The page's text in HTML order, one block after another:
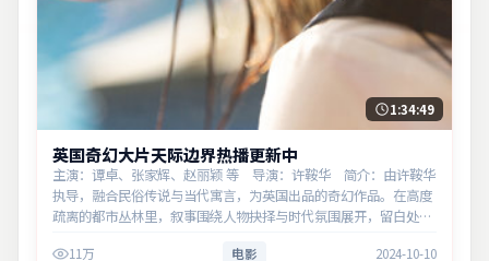
1:34:49
英国奇幻大片天际边界热播更新中
主演：谭卓、张家辉、赵丽颖 等 导演：许鞍华 简介：由许鞍华
执导，融合民俗传说与当代寓言，为英国出品的奇幻作品。在高度
疏离的都市丛林里，叙事围绕人物抉择与时代氛围展开，留白处余
11万 电影 2024-10-10